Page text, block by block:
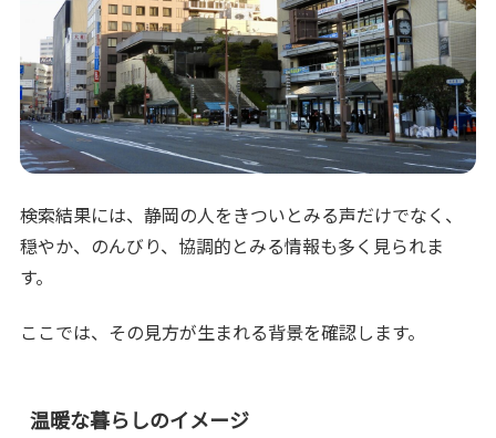
検索結果には、静岡の人をきついとみる声だけでなく、
穏やか、のんびり、協調的とみる情報も多く見られま
す。
ここでは、その見方が生まれる背景を確認します。
温暖な暮らしのイメージ